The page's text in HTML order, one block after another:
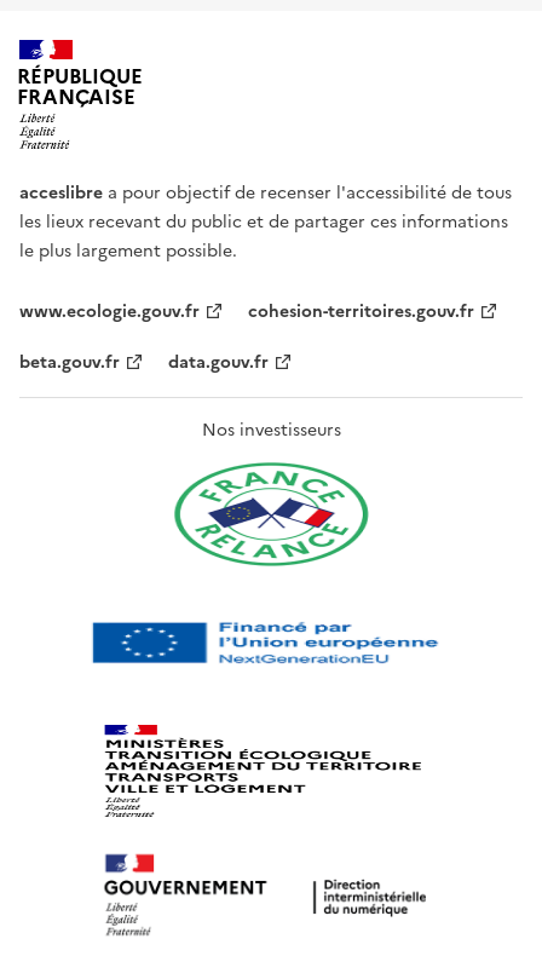
RÉPUBLIQUE
FRANÇAISE
acceslibre a pour objectif de recenser l'accessibilité de tous
les lieux recevant du public et de partager ces informations
le plus largement possible.
www.ecologie.gouv.fr
cohesion-territoires.gouv.fr
beta.gouv.fr
data.gouv.fr
Nos investisseurs